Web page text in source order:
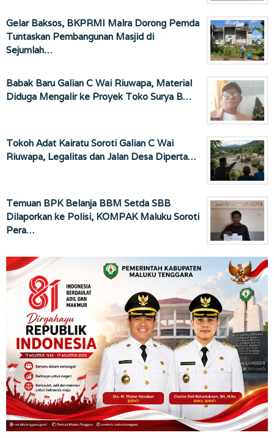
Gelar Baksos, BKPRMI Malra Dorong Pemda
Tuntaskan Pembangunan Masjid di
Sejumlah…
Babak Baru Galian C Wai Riuwapa, Material
Diduga Mengalir ke Proyek Toko Surya B…
Tokoh Adat Kairatu Soroti Galian C Wai
Riuwapa, Legalitas dan Jalan Desa Diperta…
Temuan BPK Belanja BBM Setda SBB
Dilaporkan ke Polisi, KOMPAK Maluku Soroti
Pera…